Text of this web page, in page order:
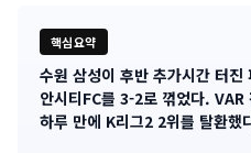
핵심요약
기
사
수원 삼성이 후반 추가시간 터
안시티FC를 3-2로 꺾었다.
하루 만에 K리그2 2위를 탈환했